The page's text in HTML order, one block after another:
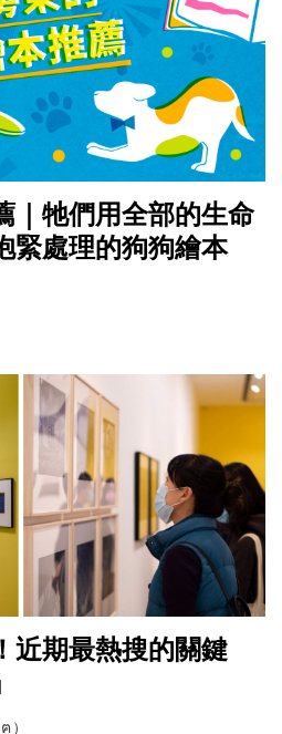
｜牠們用全部的生命
緊處理的狗狗繪本
近期最熱搜的關鍵
）